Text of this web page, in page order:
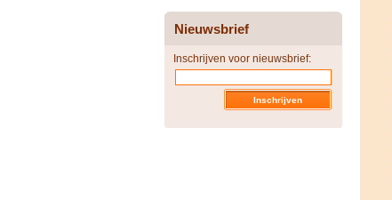
Nieuwsbrief
Inschrijven voor nieuwsbrief: